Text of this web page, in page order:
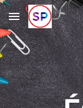
Skip to main